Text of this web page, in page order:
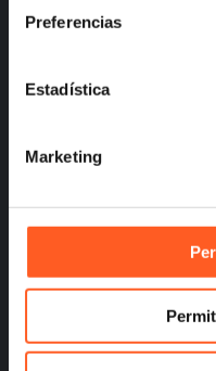
Preferencias
Estadística
Marketing
– Privacy
info@arochilindner.com
+52 55 5095 2050